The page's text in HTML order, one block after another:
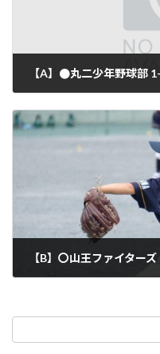
【A】●丸二少年野球部
【B】〇山王ファイター